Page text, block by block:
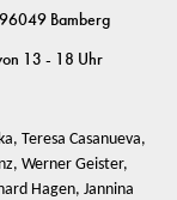
Bamberg
13 - 18 Uhr
Teresa Casanueva,
Werner Geister,
Hagen, Jannina